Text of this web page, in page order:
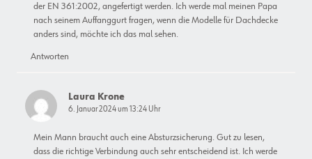
der EN 361:2002, angefertigt werden. Ich werde mal meinen Papa
nach seinem Auffanggurt fragen, wenn die Modelle für Dachdecke
anders sind, möchte ich das mal sehen.
Antworten
Laura Krone
6. Januar 2024 um 13:24 Uhr
Mein Mann braucht auch eine Absturzsicherung. Gut zu lesen,
dass die richtige Verbindung auch sehr entscheidend ist. Ich werde